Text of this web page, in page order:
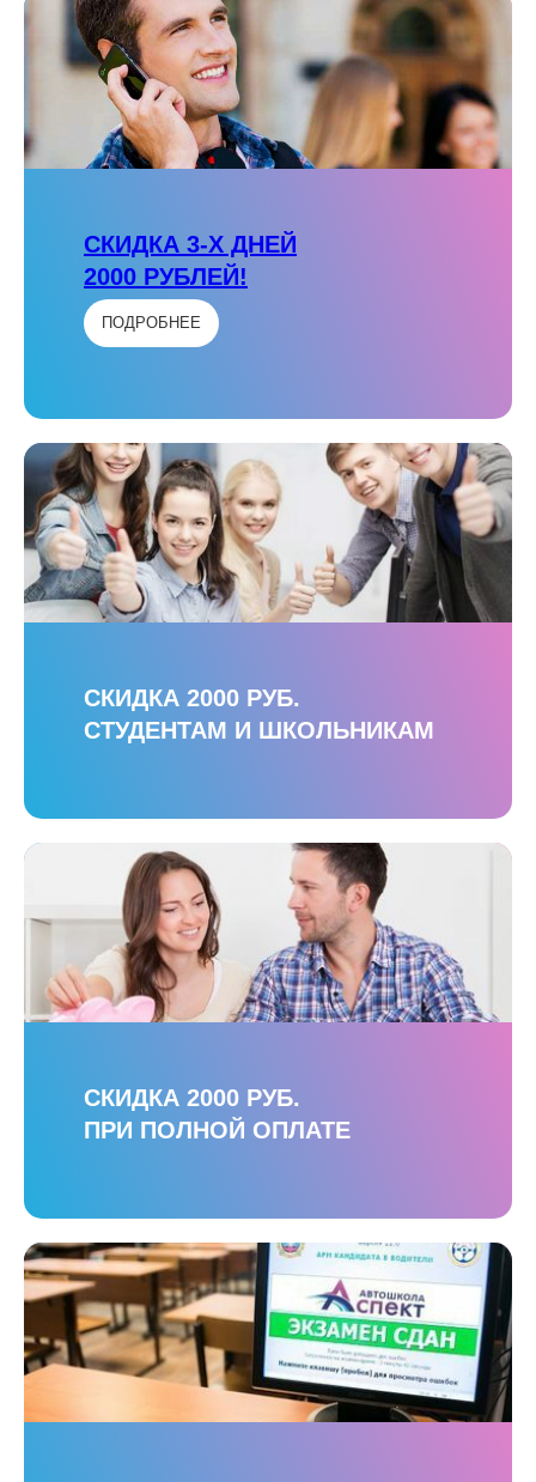
СКИДКА 3-Х ДНЕЙ
2000 РУБЛЕЙ!
ПОДРОБНЕЕ
СКИДКА 2000 РУБ.
СТУДЕНТАМ И ШКОЛЬНИКАМ
СКИДКА 2000 РУБ.
ПРИ ПОЛНОЙ ОПЛАТЕ